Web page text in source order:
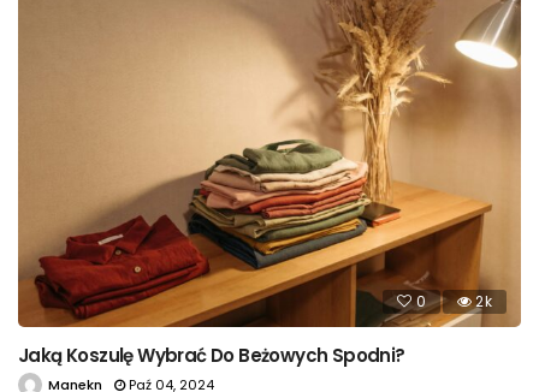
0 2k
Jaką Koszulę Wybrać Do Beżowych Spodni?
Manekn Paź 04, 2024